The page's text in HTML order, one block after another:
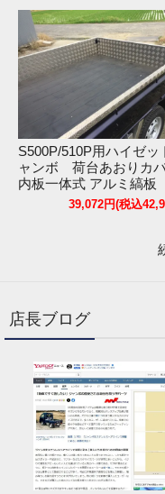
S500P/510P用ハイゼッ
ャンボ 荷台あおりカ
内板一体式 アルミ縞
辺セット）39,072円(税込
店長ブログ